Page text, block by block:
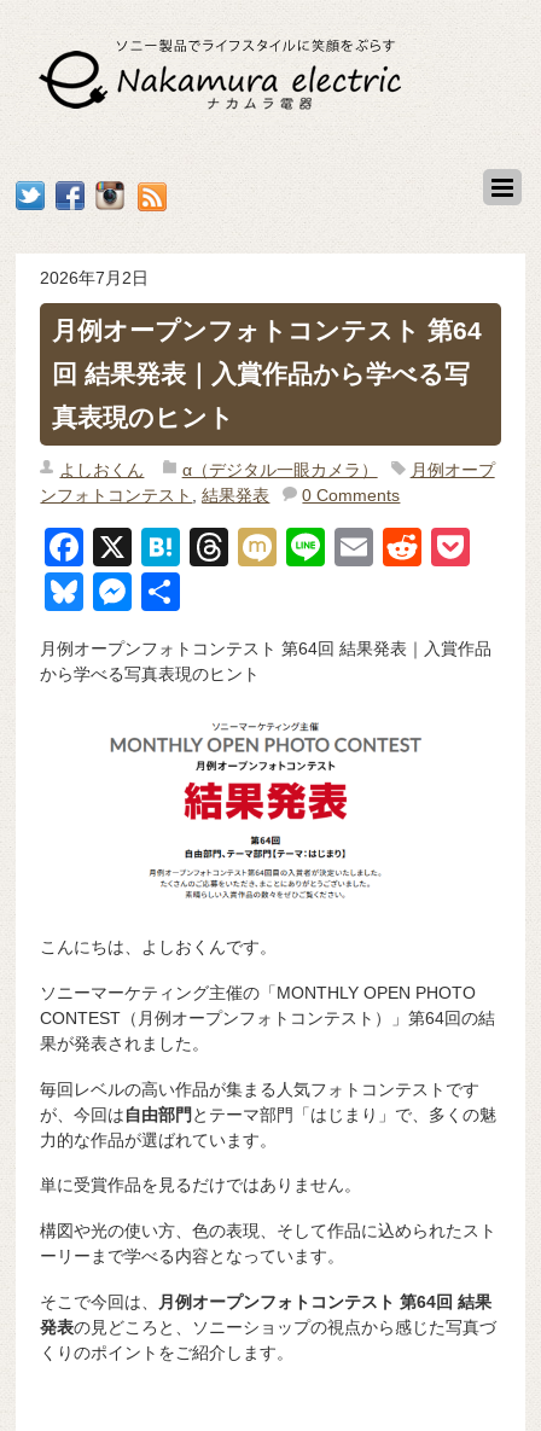
2026年7月2日
月例オープンフォトコンテスト 第64
回 結果発表｜入賞作品から学べる写
真表現のヒント
よしおくん α（デジタル一眼カメラ）
月例オープ
ンフォトコンテスト
,結果発表 0 Comments
F
a
c
e
X
H
n
T
a
s
M
Li
E
R
di et
Bl
e
M
ss
n
月例オープンフォトコンテスト 第64回 結果発表｜入賞作品
から学べる写真表現のヒント
こんにちは、よしおくんです。
ソニーマーケティング主催の「MONTHLY OPEN PHOTO
CONTEST（月例オープンフォトコンテスト）」第64回の結
果が発表されました。
毎回レベルの高い作品が集まる人気フォトコンテストです
が、今回は自由部門とテーマ部門「はじまり」で、多くの魅
力的な作品が選ばれています。
単に受賞作品を見るだけではありません。
構図や光の使い方、色の表現、そして作品に込められたスト
ーリーまで学べる内容となっています。
そこで今回は、
月例オープンフォトコンテスト 第64回 結果
発表の見どころと、ソニーショップの視点から感じた写真づ
くりのポイントをご紹介します。